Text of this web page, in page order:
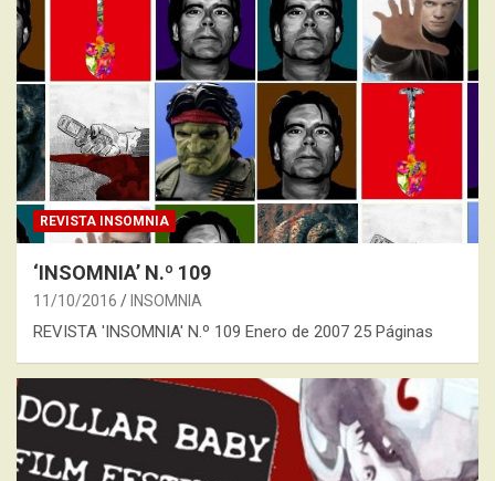
REVISTA INSOMNIA
‘INSOMNIA’ N.º 109
11/10/2016 INSOMNIA
REVISTA 'INSOMNIA' N.º 109 Enero de 2007 25 Páginas